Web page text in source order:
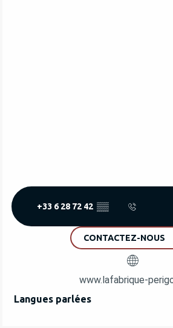
+33 6 28 72 42 ▒▒
CONTACTEZ-NOUS
www.lafabrique-
Langues parlées
Langues parlées